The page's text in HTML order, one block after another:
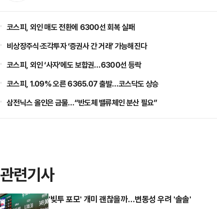
코스피, 외인 매도 전환에 6300선 회복 실패
비상장주식·조각투자 ‘증권사 간 거래’ 가능해진다
코스피, 외인 ‘사자’에도 보합권…6300선 등락
코스피, 1.09% 오른 6365.07 출발…코스닥도 상승
삼전닉스 올인은 금물…“반도체 밸류체인 분산 필요”
관련기사
'빚투 포모' 개미 괜찮을까…변동성 우려 '솔솔'